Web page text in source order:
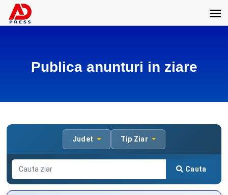
Publica anunturi in ziare
Judet Tip Ziar
Cauta